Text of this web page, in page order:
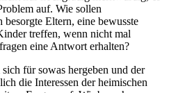
auf. Wie sollen
Eltern, eine bewusste
treffen, wenn nicht mal
eine Antwort erhalten?
für sowas hergeben und der
die Interessen der heimischen